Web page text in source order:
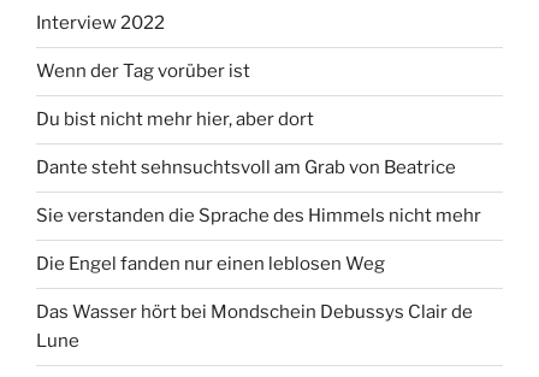
Interview 2022
Wenn der Tag vorüber ist
Du bist nicht mehr hier, aber dort
Dante steht sehnsuchtsvoll am Grab von Beatrice
Sie verstanden die Sprache des Himmels nicht mehr
Die Engel fanden nur einen leblosen Weg
Das Wasser hört bei Mondschein Debussys Clair de
Lune